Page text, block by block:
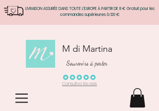
LIVRAISON ASSURÉE DANS TOUTE L'EUROPE À PARTIR DE 8 € Gratuit pour les
commandes supérieures à 120 €
M di Martina
Souvenirs à porter
Consultez les avis